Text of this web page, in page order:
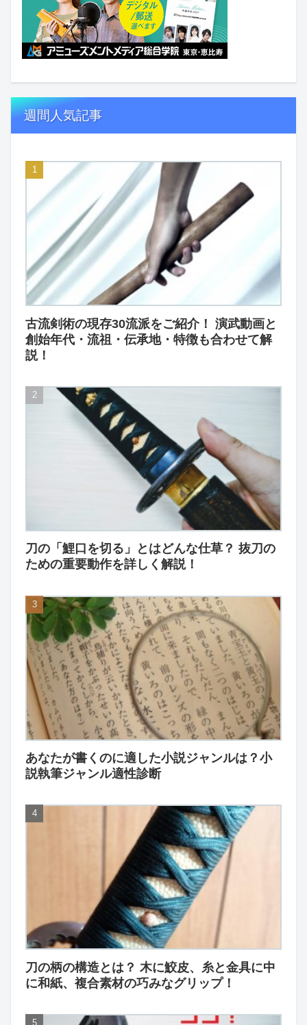
週間人気記事
古流剣術の現存30流派をご紹介！ 演武動画と
創始年代・流祖・伝承地・特徴も合わせて解
説！
刀の「鯉口を切る」とはどんな仕草？ 抜刀の
ための重要動作を詳しく解説！
あなたが書くのに適した小説ジャンルは？小
説執筆ジャンル適性診断
刀の柄の構造とは？ 木に鮫皮、糸と金具に中
に和紙、複合素材の巧みなグリップ！